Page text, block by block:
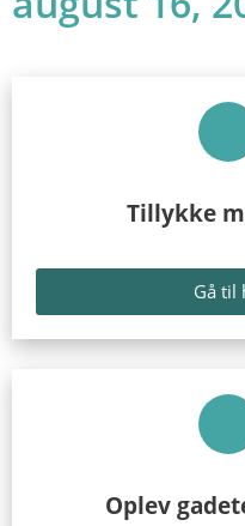
Tillykke
Gå til
Oplev